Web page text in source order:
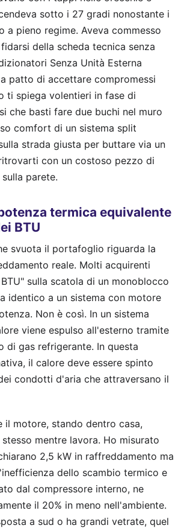
sotto i 27 gradi nonostante i
a pieno regime. Aveva commesso
della scheda tecnica senza
Senza Unità Esterna
patto di accettare compromessi
ti spiega volentieri in fase di
che basti fare due buchi nel muro
comfort di un sistema split
strada giusta per buttare via un
con un costoso pezzo di
parete.
termica equivalente
BTU
svuota il portafoglio riguarda la
reale. Molti acquirenti
sulla scatola di un monoblocco
identico a un sistema con motore
Non è così. In un sistema
viene espulso all'esterno tramite
di gas refrigerante. In questa
il calore deve essere spinto
condotti d'aria che attraversano il
il motore, stando dentro casa,
mentre lavora. Ho misurato
2,5 kW in raffreddamento ma
dello scambio termico e
dal compressore interno, ne
il 20% in meno nell'ambiente.
a sud o ha grandi vetrate, quel